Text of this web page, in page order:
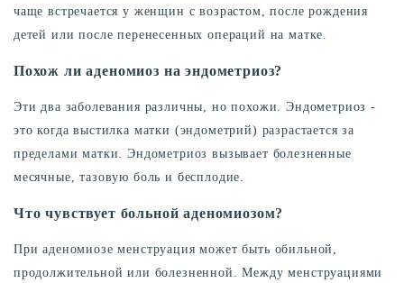
чаще встречается у женщин с возрастом, после рождения
детей или после перенесенных операций на матке.
Похож ли аденомиоз на эндометриоз?
Эти два заболевания различны, но похожи. Эндометриоз -
это когда выстилка матки (эндометрий) разрастается за
пределами матки. Эндометриоз вызывает болезненные
месячные, тазовую боль и бесплодие.
Что чувствует больной аденомиозом?
При аденомиозе менструация может быть обильной,
продолжительной или болезненной. Между менструациями